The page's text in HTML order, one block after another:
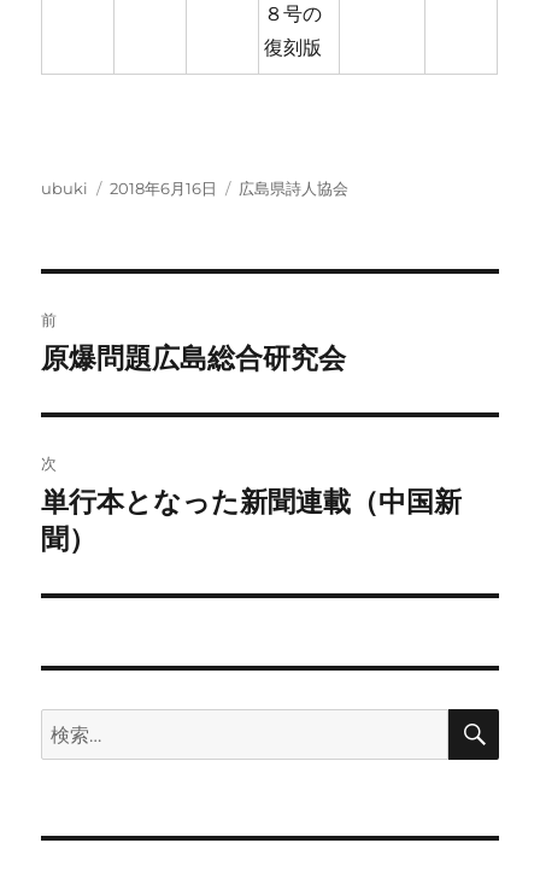
８号の
復刻版
投
ubuki
投
2018年6月16日
カ
広島県詩人協会
稿
ビ
ゲ
ー
シ
ン
前
前
投
稿:
原爆問題広島総合研究会
次
次
の
稿:
単行本となった新聞連載（中国新
聞）
検
索:
検